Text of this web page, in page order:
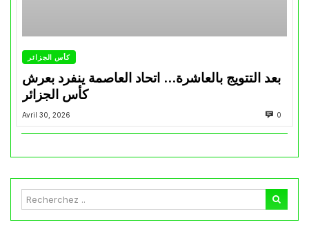
كأس الجزائر
بعد التتويج بالعاشرة… اتحاد العاصمة ينفرد بعرش
كأس الجزائر
Avril 30, 2026 0